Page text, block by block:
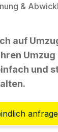
&
auf
und